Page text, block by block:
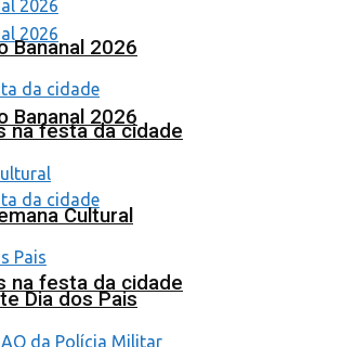
Bananal 2026
na festa da cidade
Bananal 2026
na festa da cidade
Cultural
Dia dos Pais